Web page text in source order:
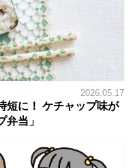
2026.05.17
短に！ ケチャップ味が
当」